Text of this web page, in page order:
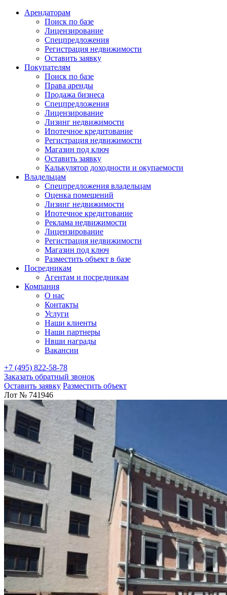
Арендаторам
Поиск по базе
Лицензирование
Спецпредложения
Регистрация недвижимости
Оставить заявку
Покупателям
Поиск по базе
Права аренды
Продажа бизнеса
Спецпредложения
Лицензирование
Лизинг недвижимости
Ипотечное кредитование
Регистрация недвижимости
Магазин под ключ
Оставить заявку
Калькулятор доходности и окупаемости
Владельцам
Спецпредложения владельцам
Оценка помещений
Лизинг недвижимости
Ипотечное кредитование
Реклама недвижимости
Лицензирование
Регистрация недвижимости
Магазин под ключ
Разместить объект в базе
Посредникам
Агентам и посредникам
Компания
О нас
Контакты
Услуги
Наши клиенты
Наши партнеры
Нвши награды
Вакансии
+7 (495) 822-58-78
Заказать обратный звонок
Оставить заявку Разместить объект
Лот № 741946